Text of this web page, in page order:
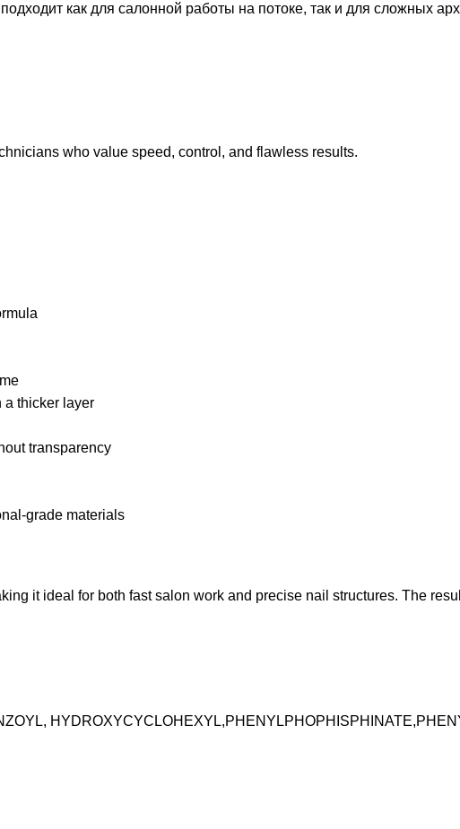
подходит как для салонной работы на потоке, так и для сложных
who value speed, control, and flawless results.
a thicker layer
transparency
grade materials
it ideal for both fast salon work and precise nail structures. The